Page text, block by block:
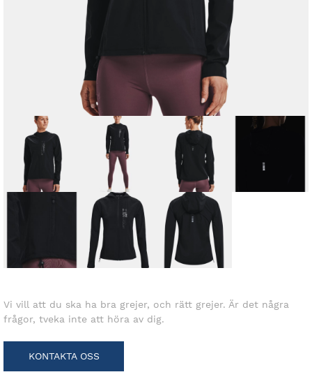
Vi vill att du ska ha bra grejer, och rätt grejer. Är det några
frågor, tveka inte att höra av dig.
KONTAKTA OSS